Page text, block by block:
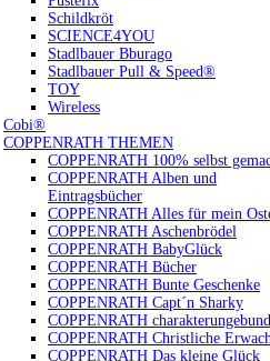
Schildkröt
SCIENCE4YOU
Stadlbauer Bburago
Stadlbauer Pull & Speed®
TOY
Wireless
Cobi®
COPPENRATH THEMEN
COPPENRATH 100% selbst
COPPENRATH Alben und
Eintragsbücher
COPPENRATH Alles für mein
COPPENRATH Aschenbrödel
COPPENRATH BabyGlück
COPPENRATH Bücher
COPPENRATH Bunte Geschenke
COPPENRATH Capt´n Sharky
COPPENRATH
COPPENRATH Christliche
COPPENRATH Das kleine Glück